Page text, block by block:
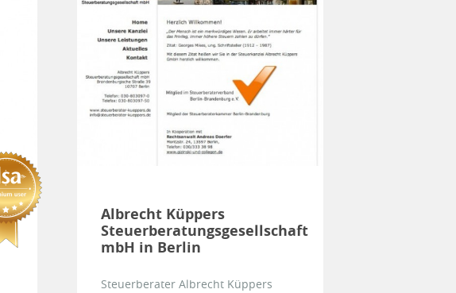
Albrecht Küppers
Steuerberatungsgesellschaft
mbH in Berlin
Steuerberater Albrecht Küppers